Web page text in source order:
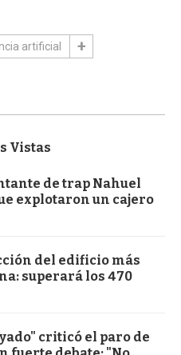
artificial
Vistas
de trap Nahuel
explotaron un cajero
del edificio más
superará los 470
criticó el paro de